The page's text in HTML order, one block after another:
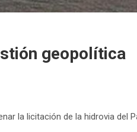
geopolítica
la licitación de la hidrovia del